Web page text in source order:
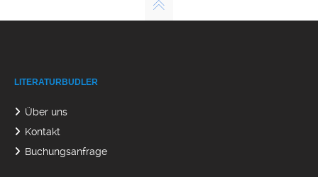
LITERATURBUDLER
Über uns
Kontakt
Buchungsanfrage